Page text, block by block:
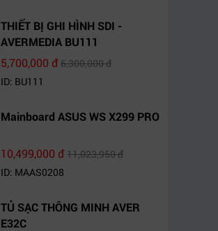
THIẾT BỊ GHI HÌNH SDI -
AVERMEDIA BU111
5,700,000 đ6,300,000 đ
ID: BU111
Mainboard ASUS WS X299 PRO
10,499,000 đ11,023,950 đ
ID: MAAS0208
TỦ SẠC THÔNG MINH AVER
E32C